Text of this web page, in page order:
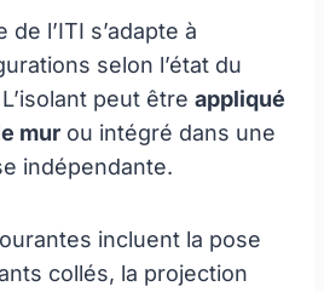
l’ITI s’adapte à
selon l’état du
peut être appliqué
mur ou intégré dans une
indépendante.
incluent la pose
collés, la projection